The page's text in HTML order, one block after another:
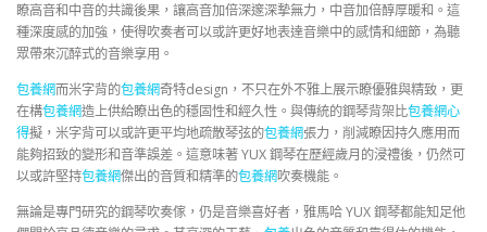
瞭高音和中音的共識後果，讓高音加倍深邃深摯無力，中音加倍醇厚暖和。這
種深度感的加強，使得吹奏者可以或許更好地表達音樂中的感情和細節，為聽
眾帶來沉醉式的音樂享用。
包養網而米字背的包養網奇特design，不只在外不雅上展示瞭優雅與精致，更
在構包養網造上供給瞭出色的穩固性和經久性。與傳統的鋼琴背架比包養網心
得擬，米字背可以或許更平均地疏散琴弦的包養網張力，削減瞭因持久應用而
能夠招致的變形和音準誤差。這意味著 YUX 鋼琴在歷經歲月的浸禮後，仍然可
以或許堅持包養網傑出的音質和精準的包養網吹奏機能。
無論是專門研究的鋼琴吹奏傢，仍是音樂喜好者，雅馬哈 YUX 鋼琴都能知足他